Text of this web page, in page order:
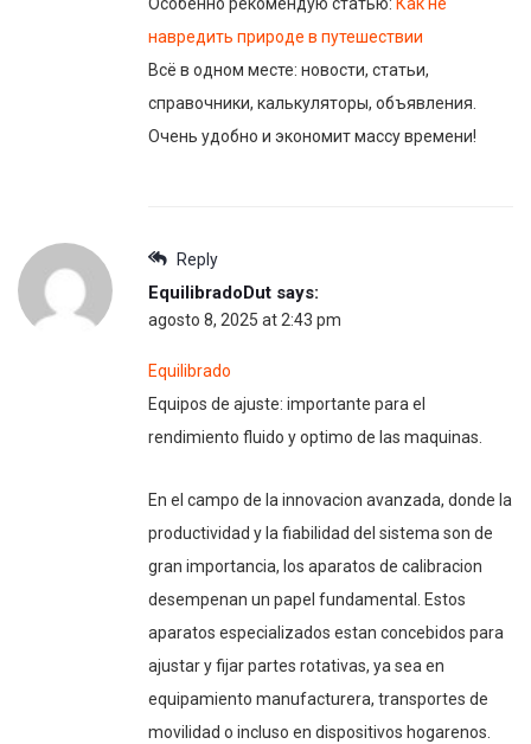
навредить природе в путешествии
Всё в одном месте: новости, статьи,
справочники, калькуляторы, объявления.
Очень удобно и экономит массу времени!
Reply
EquilibradoDut says:
agosto 8, 2025 at 2:43 pm
Equilibrado
Equipos de ajuste: importante para el
rendimiento fluido y optimo de las maquinas.
En el campo de la innovacion avanzada, donde la
productividad y la fiabilidad del sistema son de
gran importancia, los aparatos de calibracion
desempenan un papel fundamental. Estos
aparatos especializados estan concebidos para
ajustar y fijar partes rotativas, ya sea en
equipamiento manufacturera, transportes de
movilidad o incluso en dispositivos hogarenos.